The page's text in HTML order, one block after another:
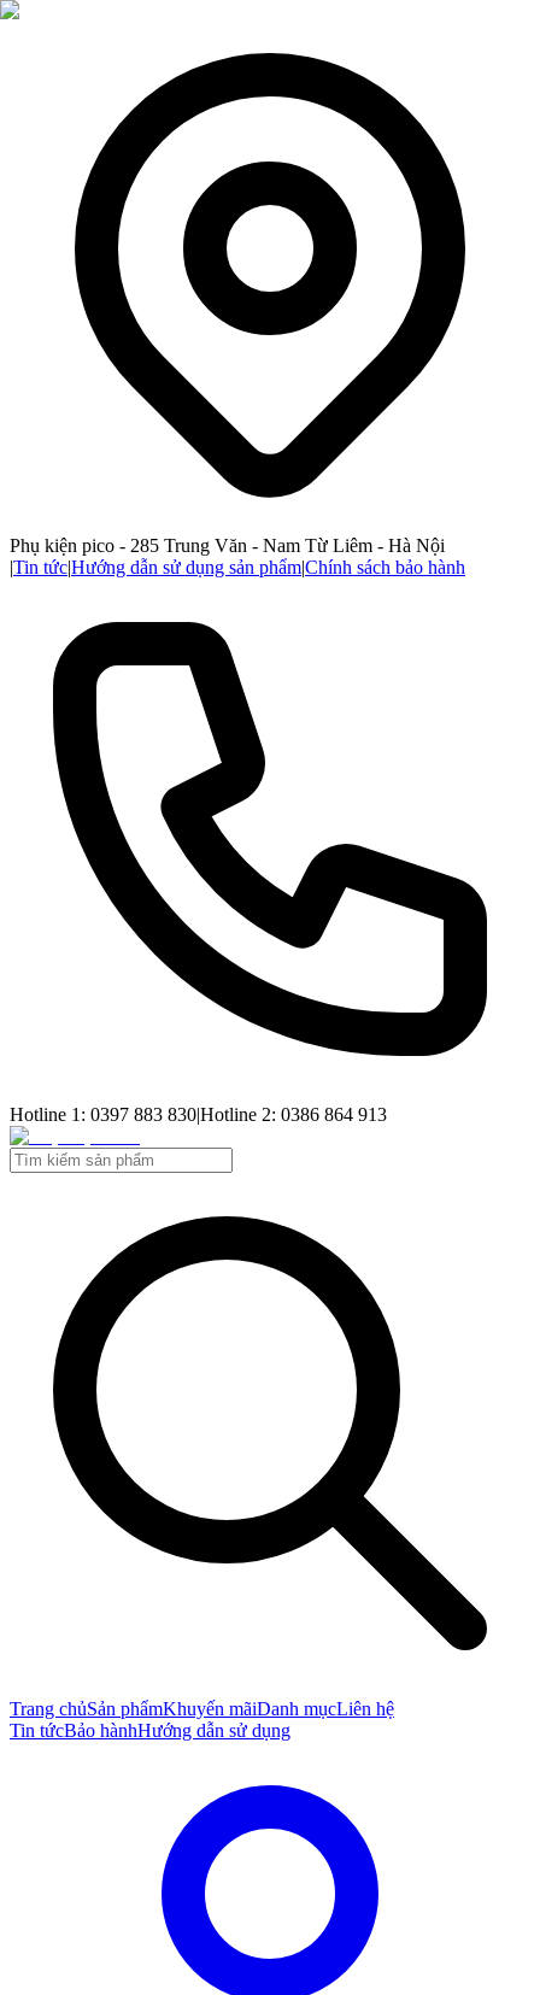
Phụ kiện pico - 285 Trung Văn - Nam Từ Liêm - Hà Nội
|Tin tức|Hướng dẫn sử dụng sản phẩm|Chính sách bảo hành
Hotline 1: 0397 883 830|Hotline 2: 0386 864 913
Trang chủSản phẩmKhuyến mãiDanh mụcLiên hệ
Tin tứcBảo hànhHướng dẫn sử dụng